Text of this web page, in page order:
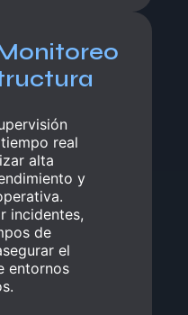
real
alta
y
incidentes,
de
el
entornos
real
alta
y
incidentes,
de
el
entornos